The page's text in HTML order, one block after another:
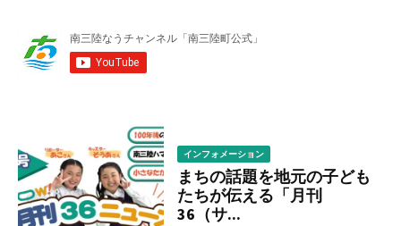
ら
調
インフォメーション
まちの話題を地元の子ども
たちが伝える「月刊
36（サ...